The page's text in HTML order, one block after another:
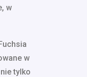
w
w
tylko